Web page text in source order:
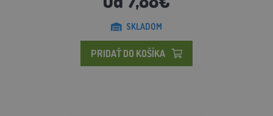
SKLADOM
PRIDAŤ DO KOŠÍKA